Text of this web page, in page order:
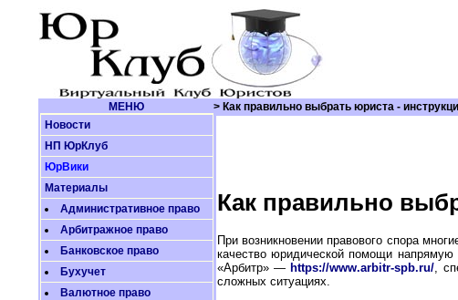
МЕНЮ
> Как правильно выбрать юриста -
Новости
НП ЮрКлуб
ЮрВики
Материалы
Административное право
Арбитражное право
Банковское право
Бухучет
Валютное право
Как правильно
При возникновении правового спора
качество юридической помощи
«Арбитр» — https://www.arbitr-spb.ru/ ,
сложных ситуациях.